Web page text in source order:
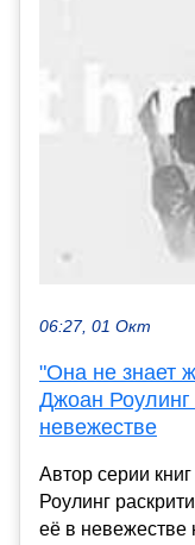
06:27, 01 Окт
"Она не знает
Джоан
невежестве
Автор серии
Роулинг
её в невежестве